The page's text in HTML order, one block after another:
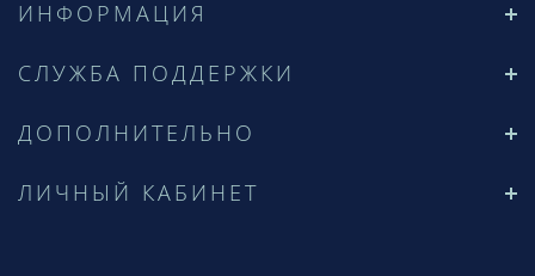
ИНФОРМАЦИЯ
СЛУЖБА ПОДДЕРЖКИ
ДОПОЛНИТЕЛЬНО
ЛИЧНЫЙ КАБИНЕТ